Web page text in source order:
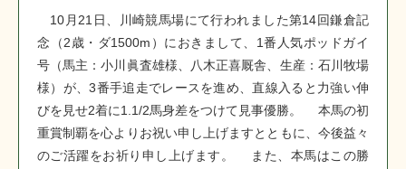
10月21日、川崎競馬場にて行われました第14回鎌倉記
念（2歳・ダ1500m）におきまして、1番人気ポッドガイ
号（馬主：小川眞査雄様、八木正喜厩舎、生産：石川牧場
様）が、3番手追走でレースを進め、直線入ると力強い伸
びを見せ2着に1.1/2馬身差をつけて見事優勝。 本馬の初
重賞制覇を心よりお祝い申し上げますとともに、今後益々
のご活躍をお祈り申し上げます。 また、本馬はこの勝